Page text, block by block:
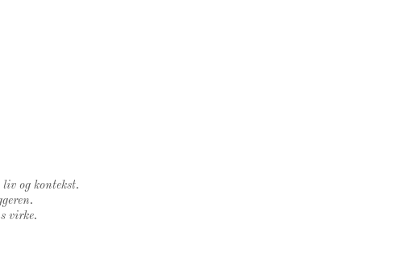
og kontekst.
virke.